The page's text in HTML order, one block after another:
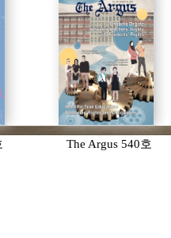
The Argus 540호